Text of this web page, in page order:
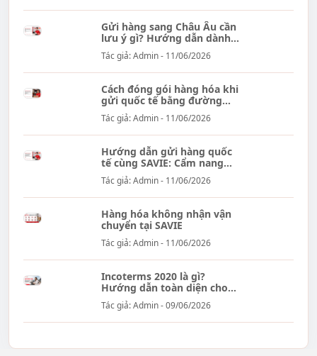
Gửi hàng sang Châu Âu cần
lưu ý gì? Hướng dẫn dành...
Tác giả: Admin - 11/06/2026
Cách đóng gói hàng hóa khi
gửi quốc tế bằng đường
hàng...
Tác giả: Admin - 11/06/2026
Hướng dẫn gửi hàng quốc
tế cùng SAVIE: Cẩm nang
đầy đủ...
Tác giả: Admin - 11/06/2026
Hàng hóa không nhận vận
chuyển tại SAVIE
Tác giả: Admin - 11/06/2026
Incoterms 2020 là gì?
Hướng dẫn toàn diện cho
doanh nghiệp xuất...
Tác giả: Admin - 09/06/2026